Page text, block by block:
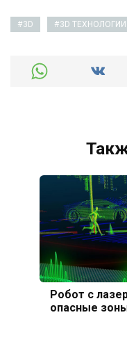
3D 3D ТЕХНОЛОГИИ
Робот с
опасные